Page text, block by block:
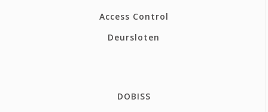
Access Control
Deursloten
DOBISS